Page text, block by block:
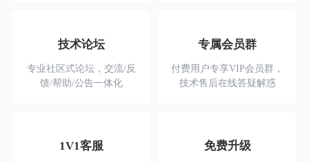
技术论坛
专业社区式论坛，交流/反
馈/帮助/公告一体化
专属会员群
付费用户专享VIP会员群，
技术售后在线答疑解惑
1V1客服 免费升级